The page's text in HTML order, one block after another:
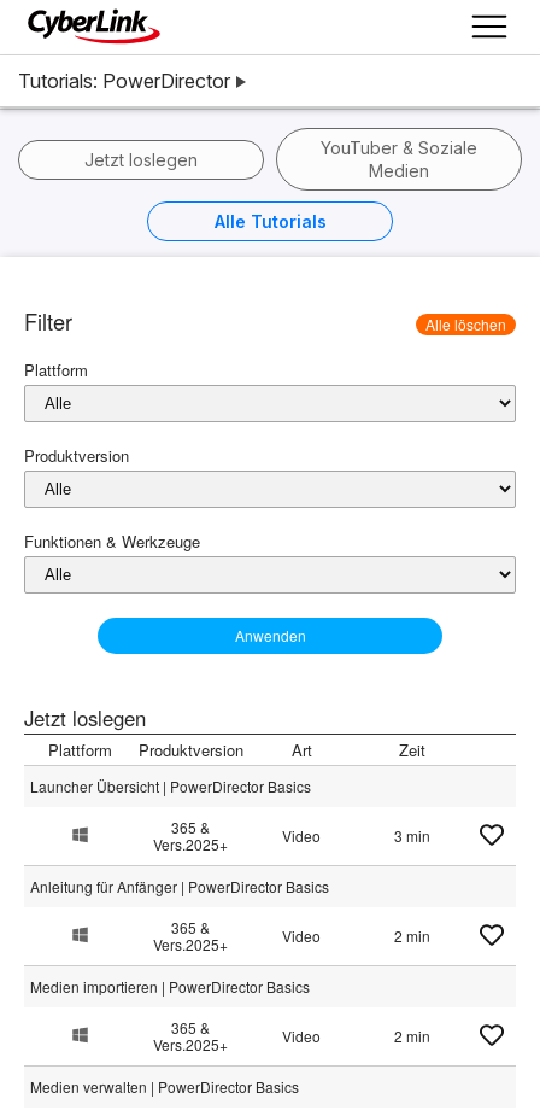
Tutorials: PowerDirector
Jetzt loslegen
YouTuber & Soziale
Medien
Alle Tutorials
Filter Alle löschen
Plattform
Produktversion
Funktionen & Werkzeuge
Anwenden
Jetzt loslegen
Plattform Produktversion Art Zeit
Launcher Übersicht | PowerDirector Basics
365 &
Vers.2025+
Video 3 min
Anleitung für Anfänger | PowerDirector Basics
365 &
Vers.2025+
Video 2 min
Medien importieren | PowerDirector Basics
365 &
Vers.2025+
Video 2 min
Medien verwalten | PowerDirector Basics